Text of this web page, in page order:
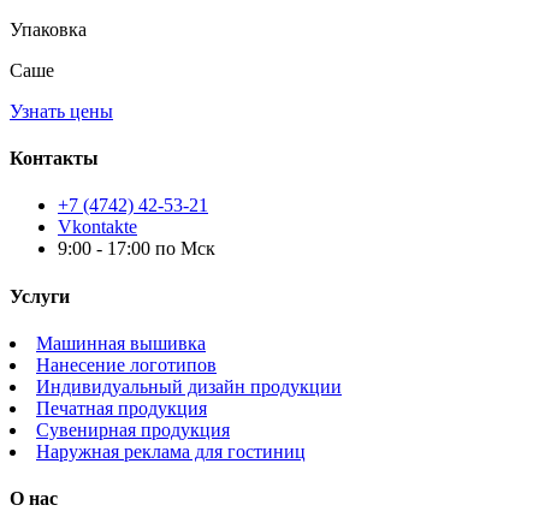
Упаковка
Саше
Узнать цены
Контакты
+7 (4742) 42-53-21
Vkontakte
9:00 - 17:00 по Мск
Услуги
Машинная вышивка
Нанесение логотипов
Индивидуальный дизайн продукции
Печатная продукция
Сувенирная продукция
Наружная реклама для гостиниц
О нас